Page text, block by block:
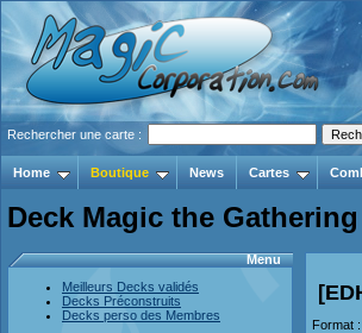
Rechercher une carte :
Home Boutique News Cartes
Deck Magic the
Menu
Meilleurs Decks validés
Decks Préconstruits
Decks perso des Membres
Format :